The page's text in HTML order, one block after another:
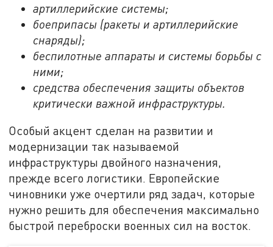
артиллерийские системы;
боеприпасы (ракеты и артиллерийские
снаряды);
беспилотные аппараты и системы борьбы с
ними;
средства обеспечения защиты объектов
критически важной инфраструктуры.
Особый акцент сделан на развитии и
модернизации так называемой
инфраструктуры двойного назначения,
прежде всего логистики. Европейские
чиновники уже очертили ряд задач, которые
нужно решить для обеспечения максимально
быстрой переброски военных сил на восток.